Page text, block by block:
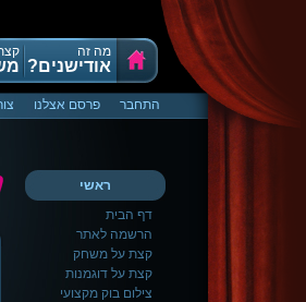
מה זה
אודישנים?
התחבר פרסם אצלנו
ראשי
דף הבית
הרשמה לאתר
קצת על משחק
קצת על דוגמנות
צילום בוק מקצועי